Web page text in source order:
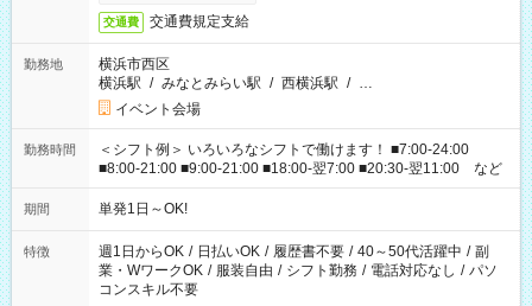
交通費 交通費規定支給
勤務地
横浜市西区
横浜駅 / みなとみらい駅 / 西横浜駅 / …
イベント会場
勤務時間
＜シフト例＞ いろいろなシフトで働けます！ ■7:00-24:00
■8:00-21:00 ■9:00-21:00 ■18:00-翌7:00 ■20:30-翌11:00 など
期間 単発1日～OK!
特徴 週1日からOK / 日払いOK / 履歴書不要 / 40～50代活躍中 / 副
業・WワークOK / 服装自由 / シフト勤務 / 電話対応なし / パソ
コンスキル不要